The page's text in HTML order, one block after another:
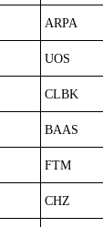
ARPA
UOS
CLBK
BAAS
FTM
CHZ